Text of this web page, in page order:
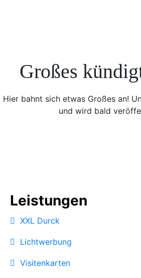
Großes
Hier bahnt sich etwas Großes an!
und wird bald
Leistungen
XXL Durck
Lichtwerbung
Visitenkarten